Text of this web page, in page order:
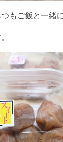
もご飯と一緒に